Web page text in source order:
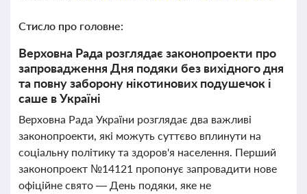
Стисло про головне:
Верховна Рада розглядає законопроекти про
запровадження Дня подяки без вихідного дня
та повну заборону нікотинових подушечок і
саше в Україні
Верховна Рада України розглядає два важливі
законопроекти, які можуть суттєво вплинути на
соціальну політику та здоров'я населення. Перший
законопроект №14121 пропонує запровадити нове
офіційне свято — День подяки, яке не